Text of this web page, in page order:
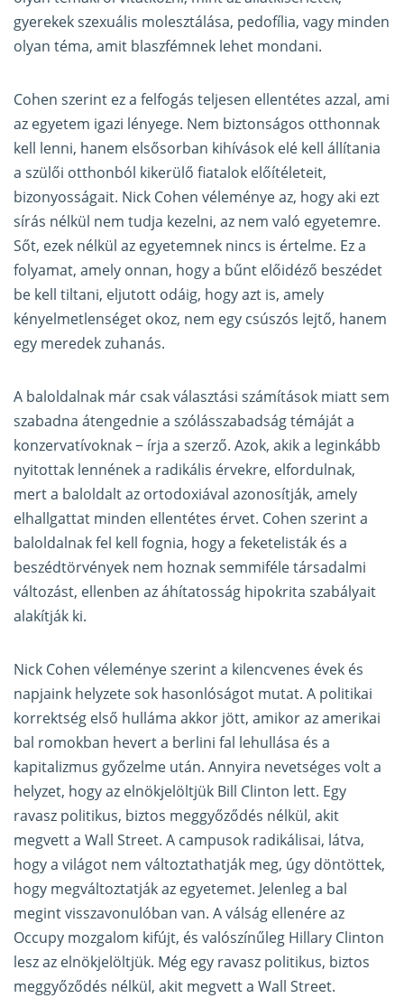
gyerekek szexuális molesztálása, pedofília, vagy minden
olyan téma, amit blaszfémnek lehet mondani.
Cohen szerint ez a felfogás teljesen ellentétes azzal, ami
az egyetem igazi lényege. Nem biztonságos otthonnak
kell lenni, hanem elsősorban kihívások elé kell állítania
a szülői otthonból kikerülő fiatalok előítéleteit,
bizonyosságait. Nick Cohen véleménye az, hogy aki ezt
sírás nélkül nem tudja kezelni, az nem való egyetemre.
Sőt, ezek nélkül az egyetemnek nincs is értelme. Ez a
folyamat, amely onnan, hogy a bűnt előidéző beszédet
be kell tiltani, eljutott odáig, hogy azt is, amely
kényelmetlenséget okoz, nem egy csúszós lejtő, hanem
egy meredek zuhanás.
A baloldalnak már csak választási számítások miatt sem
szabadna átengednie a szólásszabadság témáját a
konzervatívoknak − írja a szerző. Azok, akik a leginkább
nyitottak lennének a radikális érvekre, elfordulnak,
mert a baloldalt az ortodoxiával azonosítják, amely
elhallgattat minden ellentétes érvet. Cohen szerint a
baloldalnak fel kell fognia, hogy a feketelisták és a
beszédtörvények nem hoznak semmiféle társadalmi
változást, ellenben az áhítatosság hipokrita szabályait
alakítják ki.
Nick Cohen véleménye szerint a kilencvenes évek és
napjaink helyzete sok hasonlóságot mutat. A politikai
korrektség első hulláma akkor jött, amikor az amerikai
bal romokban hevert a berlini fal lehullása és a
kapitalizmus győzelme után. Annyira nevetséges volt a
helyzet, hogy az elnökjelöltjük Bill Clinton lett. Egy
ravasz politikus, biztos meggyőződés nélkül, akit
megvett a Wall Street. A campusok radikálisai, látva,
hogy a világot nem változtathatják meg, úgy döntöttek,
hogy megváltoztatják az egyetemet. Jelenleg a bal
megint visszavonulóban van. A válság ellenére az
Occupy mozgalom kifújt, és valószínűleg Hillary Clinton
lesz az elnökjelöltjük. Még egy ravasz politikus, biztos
meggyőződés nélkül, akit megvett a Wall Street.